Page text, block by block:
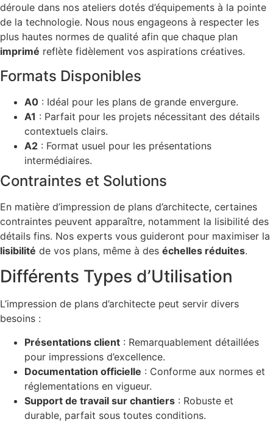
déroule dans nos ateliers dotés d’équipements à la pointe
de la technologie. Nous nous engageons à respecter les
plus hautes normes de qualité afin que chaque plan
imprimé reflète fidèlement vos aspirations créatives.
Formats Disponibles
A0 : Idéal pour les plans de grande envergure.
A1 : Parfait pour les projets nécessitant des détails
contextuels clairs.
A2 : Format usuel pour les présentations
intermédiaires.
Contraintes et Solutions
En matière d’impression de plans d’architecte, certaines
contraintes peuvent apparaître, notamment la lisibilité des
détails fins. Nos experts vous guideront pour maximiser la
lisibilité de vos plans, même à des échelles réduites.
Différents Types d’Utilisation
L’impression de plans d’architecte peut servir divers
besoins :
Présentations client : Remarquablement détaillées
pour impressions d’excellence.
Documentation officielle : Conforme aux normes et
réglementations en vigueur.
Support de travail sur chantiers : Robuste et
durable, parfait sous toutes conditions.